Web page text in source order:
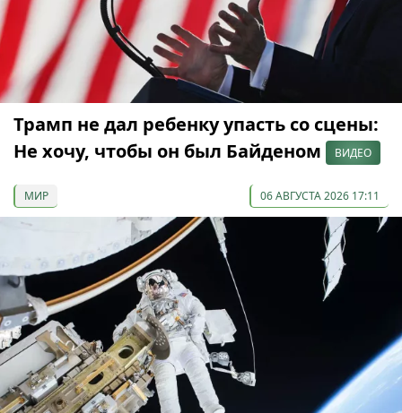
Трамп не дал ребенку упасть со сцены:
Не хочу, чтобы он был Байденом
ВИДЕО
МИР 06 АВГУСТА 2026 17:11